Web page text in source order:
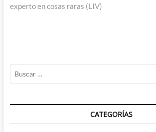
experto en cosas raras (LIV)
CATEGORÍAS